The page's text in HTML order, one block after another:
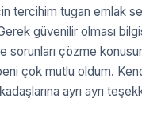
tercihim tugan emlak
güvenilir olması
sorunları çözme
çok mutlu oldum.
ayrı ayrı